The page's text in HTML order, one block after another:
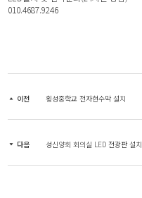
010.4687.9246
이전 횡성중학교 전자현수막 설치
다음 성신양회 회의실 LED 전광판 설치